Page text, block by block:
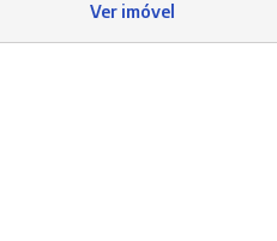
Ver imóvel